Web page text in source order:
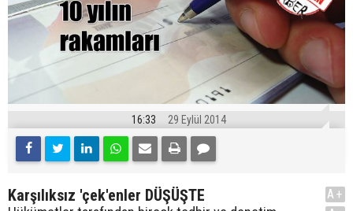
16:33 29 Eylül 2014
Karşılıksız 'çek'enler DÜŞÜŞTE
A+